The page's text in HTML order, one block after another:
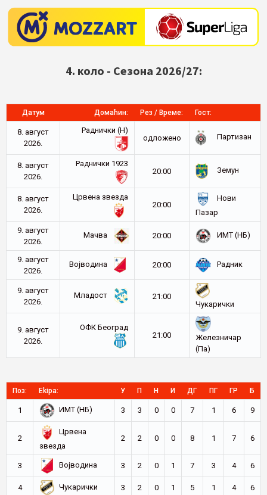
4. коло - Сезона 2026/27:
Датум Домаћин: Рез / Време: Гост:
8. август
2026.
Раднички (Н)
oдложено
Партизан
8. август
2026.
Раднички 1923
20:00
Земун
8. август
2026.
Црвена звезда
20:00
Нови
Пазар
9. август
2026.
Мачва 20:00 ИМТ (НБ)
9. август
2026.
Војводина 20:00 Радник
9. август
2026.
Младост
21:00
Чукарички
9. август
2026.
ОФК Београд
21:00
Железничар
(Па)
Поз: Ekipa: У П Н И ДГ ПГ ГР Б
1 ИМТ (НБ) 3 3 0 0 7 1 6 9
2
Црвена
звезда
2 2 0 0 8 1 7 6
3 Војводина 3 2 0 1 7 3 4 6
4 Чукарички 3 2 0 1 5 1 4 6